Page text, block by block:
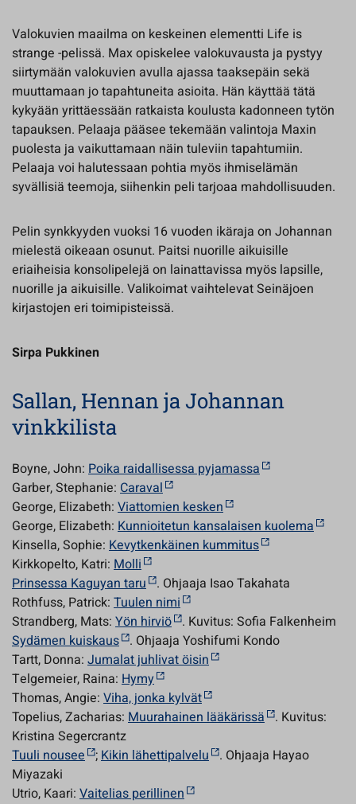
Valokuvien maailma on keskeinen elementti Life is
strange -pelissä. Max opiskelee valokuvausta ja pystyy
siirtymään valokuvien avulla ajassa taaksepäin sekä
muuttamaan jo tapahtuneita asioita. Hän käyttää tätä
kykyään yrittäessään ratkaista koulusta kadonneen tytön
tapauksen. Pelaaja pääsee tekemään valintoja Maxin
puolesta ja vaikuttamaan näin tuleviin tapahtumiin.
Pelaaja voi halutessaan pohtia myös ihmiselämän
syvällisiä teemoja, siihenkin peli tarjoaa mahdollisuuden.
Pelin synkkyyden vuoksi 16 vuoden ikäraja on Johannan
mielestä oikeaan osunut. Paitsi nuorille aikuisille
eriaiheisia konsolipelejä on lainattavissa myös lapsille,
nuorille ja aikuisille. Valikoimat vaihtelevat Seinäjoen
kirjastojen eri toimipisteissä.
Sirpa Pukkinen
Sallan, Hennan ja Johannan
vinkkilista
Boyne, John: Poika raidallisessa pyjamassa
Garber, Stephanie: Caraval
George, Elizabeth: Viattomien kesken
George, Elizabeth: Kunnioitetun kansalaisen kuolema
Kinsella, Sophie: Kevytkenkäinen kummitus
Kirkkopelto, Katri: Molli
Prinsessa Kaguyan taru . Ohjaaja Isao Takahata
Rothfuss, Patrick: Tuulen nimi
Strandberg, Mats: Yön hirviö . Kuvitus: Sofia Falkenheim
Sydämen kuiskaus . Ohjaaja Yoshifumi Kondo
Tartt, Donna: Jumalat juhlivat öisin
Telgemeier, Raina: Hymy
Thomas, Angie: Viha, jonka kylvät
Topelius, Zacharias: Muurahainen lääkärissä . Kuvitus:
Kristina Segercrantz
Tuuli nousee ;Kikin lähettipalvelu . Ohjaaja Hayao
Miyazaki
Utrio, Kaari: Vaitelias perillinen